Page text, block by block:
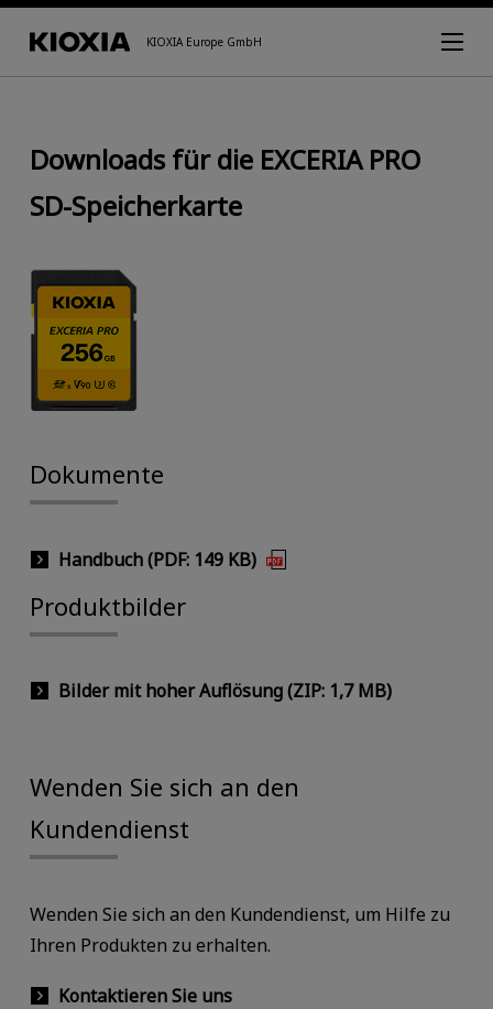
KIOXIA Europe GmbH
Downloads für die EXCERIA PRO
SD-Speicherkarte
Dokumente
Handbuch (PDF: 149 KB)
Produktbilder
Bilder mit hoher Auflösung (ZIP: 1,7 MB)
Wenden Sie sich an den
Kundendienst
Wenden Sie sich an den Kundendienst, um Hilfe zu
Ihren Produkten zu erhalten.
Kontaktieren Sie uns